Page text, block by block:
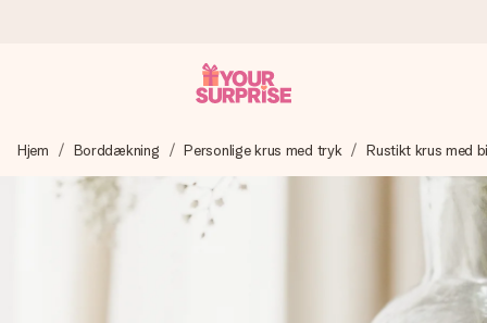
Vi laver din gave med omhu og sender den lynhurtigt – så
du kan give den på det helt rette tidspunkt, når den
betyder allermest.
4,7 (baseret på +15.000 anmeldelser)
Hjem Borddækning Personlige krus med tryk Rustikt krus med